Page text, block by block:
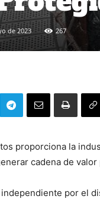
de 2023 267
proporciona la
cadena de
por el